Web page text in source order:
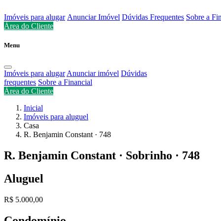
Imóveis para alugar Anunciar Imóvel Dúvidas Frequentes Sobre a
Área do Cliente
Menu
Imóveis para alugar Anunciar imóvel Dúvidas
frequentes Sobre a Financial
Área do Cliente
Inicial
Imóveis para aluguel
Casa
R. Benjamin Constant · 748
R. Benjamin Constant · Sobrinho · 748
Aluguel
R$ 5.000,00